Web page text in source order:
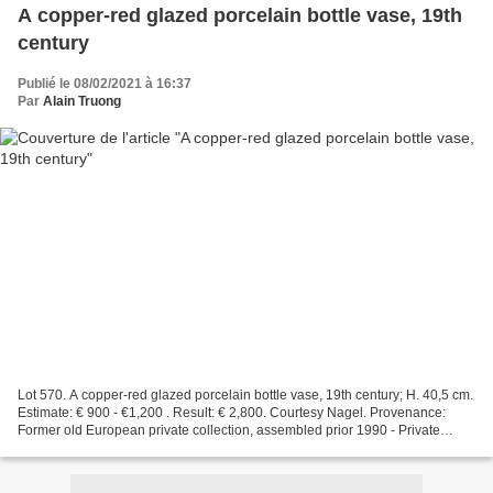
A copper-red glazed porcelain bottle vase, 19th
century
Publié le 08/02/2021 à 16:37
Par Alain Truong
Lot 570. A copper-red glazed porcelain bottle vase, 19th century; H. 40,5 cm.
Estimate: € 900 - €1,200 . Result: € 2,800. Courtesy Nagel. Provenance:
Former old European private collection, assembled prior 1990 - Private